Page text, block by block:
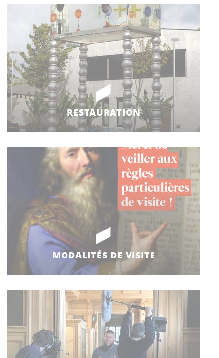
RESTAURATION
MODALITÉS DE VISITE